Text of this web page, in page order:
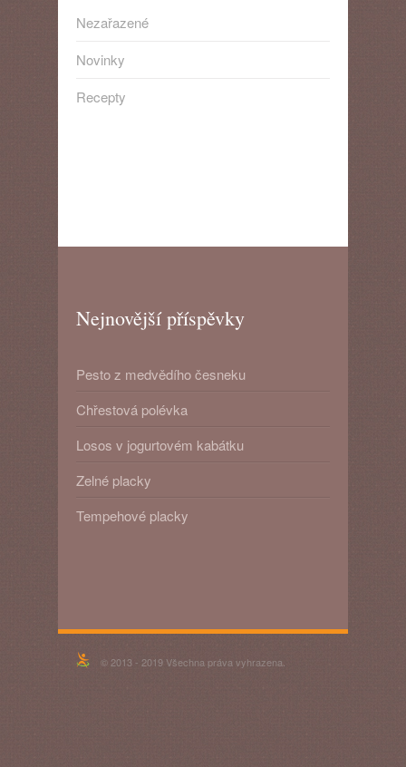
Nezařazené
Novinky
Recepty
Nejnovější příspěvky
Pesto z medvědího česneku
Chřestová polévka
Losos v jogurtovém kabátku
Zelné placky
Tempehové placky
© 2013 - 2019 Všechna práva vyhrazena.